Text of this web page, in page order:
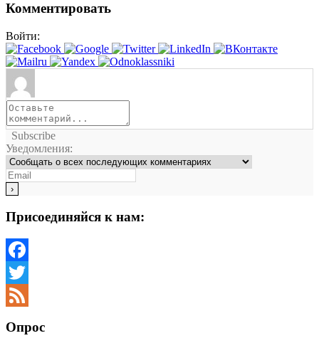
Комментировать
Войти:
Subscribe
Уведомления:
Присоединяйся к нам:
Facebook
Twitter
Опрос